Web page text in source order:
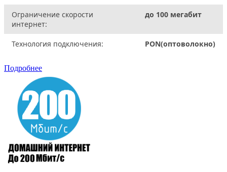
Ограничение скорости
интернет:
до 100 мегабит
Технология подключения: PON(оптоволокно)
Подробнее